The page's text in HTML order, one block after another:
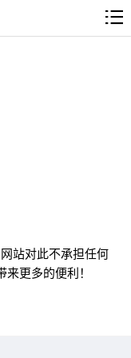
站对此不承担任何
更多的便利！